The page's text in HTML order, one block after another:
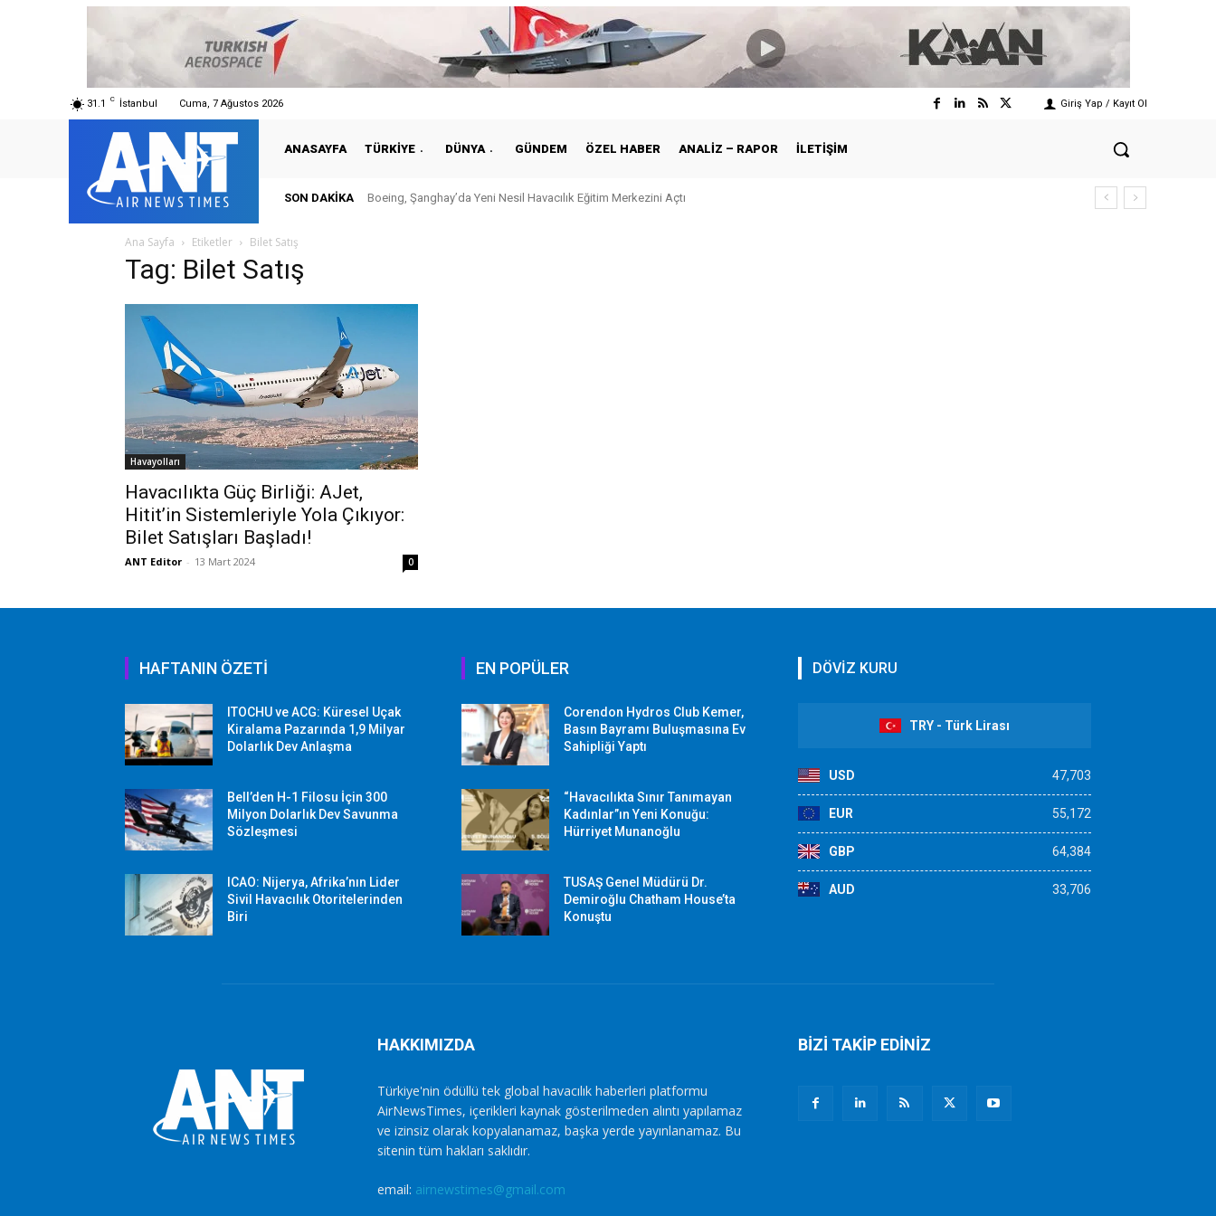
31.1 C İstanbul Cuma, 7 Ağustos 2026 Giriş Yap / Kayıt Ol
ANASAYFA TÜRKIYE DÜNYA GÜNDEM ÖZEL HABER ANALIZ – RAPOR İLETIŞIM
SON DAKIKA Boeing, Şanghay’da Yeni Nesil Havacılık Eğitim Merkezini Açtı
Ana Sayfa Etiketler Bilet Satış
Tag: Bilet Satış
Havayolları
Havacılıkta Güç Birliği: AJet,
Hitit’in Sistemleriyle Yola Çıkıyor:
Bilet Satışları Başladı!
ANT Editor - 13 Mart 2024 0
HAFTANIN ÖZETİ
ITOCHU ve ACG: Küresel Uçak
Kiralama Pazarında 1,9 Milyar
Dolarlık Dev Anlaşma
Bell’den H-1 Filosu İçin 300
Milyon Dolarlık Dev Savunma
Sözleşmesi
ICAO: Nijerya, Afrika’nın Lider
Sivil Havacılık Otoritelerinden
Biri
EN POPÜLER
Corendon Hydros Club Kemer,
Basın Bayramı Buluşmasına Ev
Sahipliği Yaptı
“Havacılıkta Sınır Tanımayan
Kadınlar”ın Yeni Konuğu:
Hürriyet Munanoğlu
TUSAŞ Genel Müdürü Dr.
Demiroğlu Chatham House’ta
Konuştu
DÖVİZ KURU
TRY - Türk Lirası
USD 47,703
EUR 55,172
GBP 64,384
AUD 33,706
HAKKIMIZDA
Türkiye'nin ödüllü tek global havacılık haberleri platformu
AirNewsTimes, içerikleri kaynak gösterilmeden alıntı yapılamaz
ve izinsiz olarak kopyalanamaz, başka yerde yayınlanamaz. Bu
sitenin tüm hakları saklıdır.
email: airnewstimes@gmail.com
BİZİ TAKİP EDİNİZ